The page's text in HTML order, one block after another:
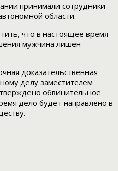
принимали сотрудники
области.
что в настоящее время
мужчина лишен
доказательственная
делу заместителем
обвинительное
дело будет направлено в